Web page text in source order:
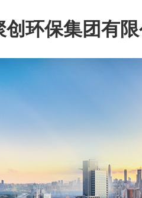
创环保集团有